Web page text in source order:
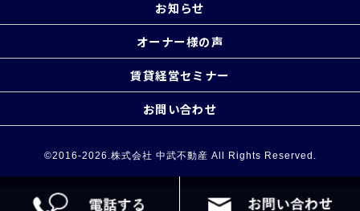
お知らせ
オーナー様の声
賃貸経営セミナー
お問い合わせ
©2016-2026.株式会社 中武不動産 All Rights Reserved.